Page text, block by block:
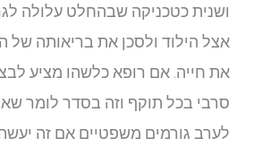
ושנית כטכניקה שבהחלט עלולה
אצל הילוד ולסכן את בריאותה של האם
את חייה. אם רופא כלשהו מציע לבצע
סרבי בכל תוקף וזה בסדר לומר שאת
לערב גורמים משפטיים אם זה יעשה.